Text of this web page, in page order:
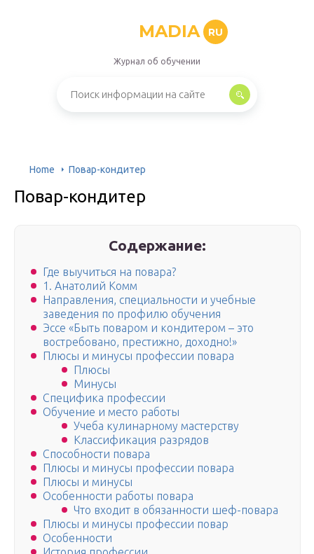
MADIA RU
Журнал об обучении
Home Повар-кондитер
Повар-кондитер
Содержание:
Где выучиться на повара?
1. Анатолий Комм
Направления, специальности и учебные
заведения по профилю обучения
Эссе «Быть поваром и кондитером – это
востребовано, престижно, доходно!»
Плюсы и минусы профессии повара
Плюсы
Минусы
Специфика профессии
Обучение и место работы
Учеба кулинарному мастерству
Классификация разрядов
Способности повара
Плюсы и минусы профессии повара
Плюсы и минусы
Особенности работы повара
Что входит в обязанности шеф-повара
Плюсы и минусы профессии повар
Особенности